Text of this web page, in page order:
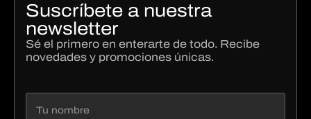
Suscríbete a nuestra
newsletter
Sé el primero en enterarte de todo. Recibe
novedades y promociones únicas.